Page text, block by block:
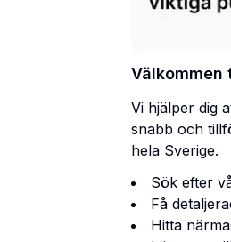
Vi hjälper dig
snabb och
hela Sverige.
Sök efter
Få
Hitta